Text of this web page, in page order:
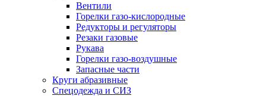
Вентили
Горелки газо-кислородные
Редукторы и регуляторы
Резаки газовые
Рукава
Горелки газо-воздушные
Запасные части
Круги абразивные
Спецодежда и СИЗ